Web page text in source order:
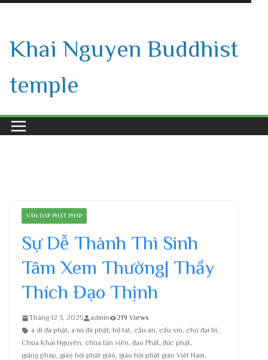
content
Khai Nguyen Buddhist
temple
VẤN ĐÁP PHẬT PHÁP
Sự Dễ Thành Thì Sinh
Tâm Xem Thường| Thầy
Thích Đạo Thịnh
Tháng 12 3, 2025 admin
219 Views
a di đà phật, a mi đà phật, bồ tát, cầu an, cầu xin, chú đại bi,
Chùa Khai Nguyên, chùa tản viên, đạo Phật, đức phật,
giảng pháp, giáo hội phật giáo, giáo hội phật giáo Việt Nam,